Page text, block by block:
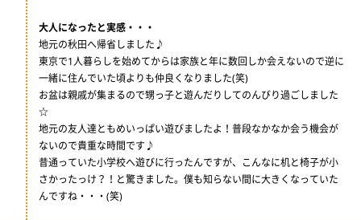
大人になったと実感・・・
地元の秋田へ帰省しました♪
東京で1人暮らしを始めてからは家族と年に数回しか会えないので逆に
一緒に住んでいた頃よりも仲良くなりました(笑)
お盆は親戚が集まるので甥っ子と遊んだりしてのんびり過ごしました
☆
地元の友人達ともめいっぱい遊びましたよ！普段なかなか会う機会が
ないので貴重な時間です♪
昔通っていた小学校へ遊びに行ったんですが、こんなに机と椅子が小
さかったっけ？！と驚きました。僕も知らない間に大きくなっていた
んですね・・・(笑)